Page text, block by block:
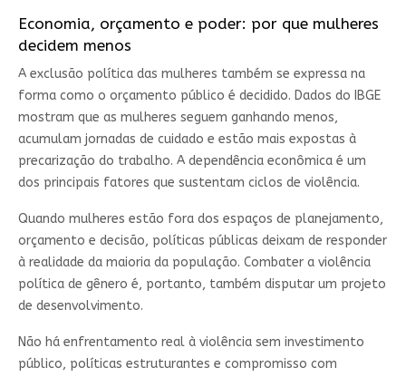
Economia, orçamento e poder: por que mulheres
decidem menos
A exclusão política das mulheres também se expressa na
forma como o orçamento público é decidido. Dados do IBGE
mostram que as mulheres seguem ganhando menos,
acumulam jornadas de cuidado e estão mais expostas à
precarização do trabalho. A dependência econômica é um
dos principais fatores que sustentam ciclos de violência.
Quando mulheres estão fora dos espaços de planejamento,
orçamento e decisão, políticas públicas deixam de responder
à realidade da maioria da população. Combater a violência
política de gênero é, portanto, também disputar um projeto
de desenvolvimento.
Não há enfrentamento real à violência sem investimento
público, políticas estruturantes e compromisso com